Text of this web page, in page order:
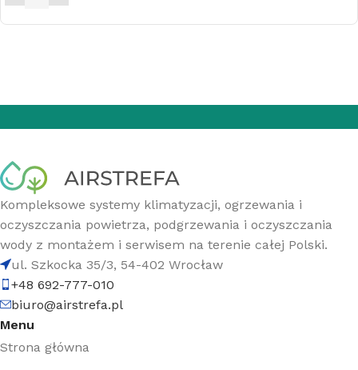
Kompleksowe systemy klimatyzacji, ogrzewania i
oczyszczania powietrza, podgrzewania i oczyszczania
wody z montażem i serwisem na terenie całej Polski.
ul. Szkocka 35/3, 54-402 Wrocław
+48 692-777-010
biuro@airstrefa.pl
Menu
Strona główna